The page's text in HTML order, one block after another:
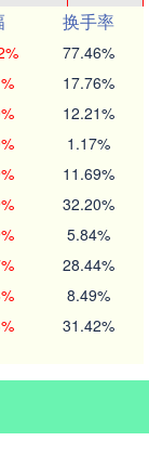
换手率
77.46%
17.76%
12.21%
1.17%
11.69%
32.20%
5.84%
28.44%
8.49%
31.42%